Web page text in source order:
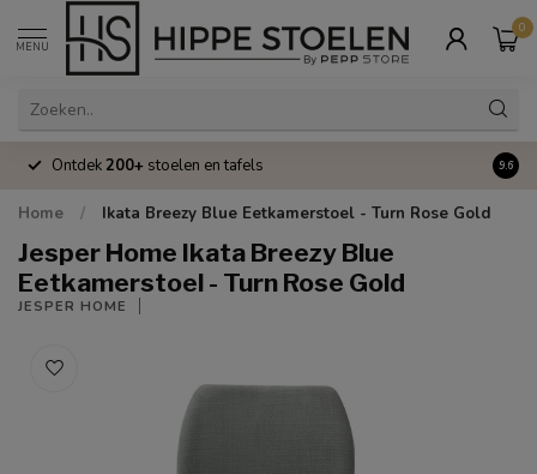
MENU
0
Ontdek200+ stoelen en tafels 9.6
Home / Ikata Breezy Blue Eetkamerstoel - Turn Rose Gold
Jesper Home Ikata Breezy Blue
Eetkamerstoel - Turn Rose Gold
JESPER HOME